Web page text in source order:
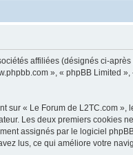
affiliées (désignés ci-
», « phpBB Limited
« Le Forum de L2TC.com
Les deux premiers cookies
assignés par le logiciel
lus, ce qui améliore votre